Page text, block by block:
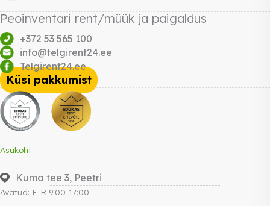
Peoinventari rent/müük ja paigaldus
+372 53 565 100
info@telgirent24.ee
Telgirent24.ee
Küsi pakkumist
Asukoht
Kuma tee 3, Peetri
Avatud: E-R 9:00-17:00